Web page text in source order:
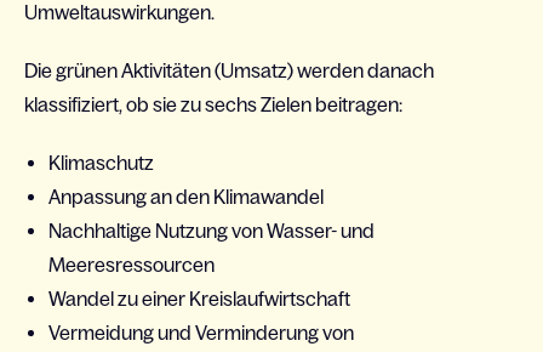
Umweltauswirkungen.
Die grünen Aktivitäten (Umsatz) werden danach
klassifiziert, ob sie zu sechs Zielen beitragen:
Klimaschutz
Anpassung an den Klimawandel
Nachhaltige Nutzung von Wasser- und
Meeresressourcen
Wandel zu einer Kreislaufwirtschaft
Vermeidung und Verminderung von